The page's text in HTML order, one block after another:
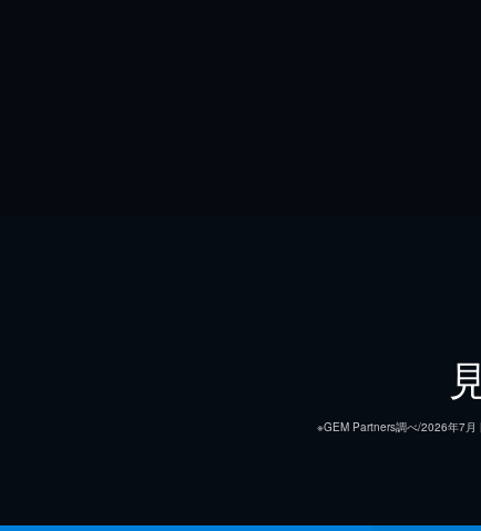
※GEM Partners調べ/2026年7⽉